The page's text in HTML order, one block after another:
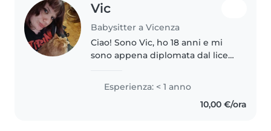
Vic
Babysitter a Vicenza
Ciao! Sono Vic, ho 18 anni e mi
sono appena diplomata dal liceo
un lavoretto estivo che mi
permetta di essere più
indipendente, soprattutto dato
Esperienza: < 1 anno
10,00 €/ora